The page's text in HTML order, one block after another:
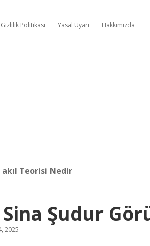
Gizlilik Politikası Yasal Uyarı Hakkımızda
akıl Teorisi Nedir
Şudur
2025